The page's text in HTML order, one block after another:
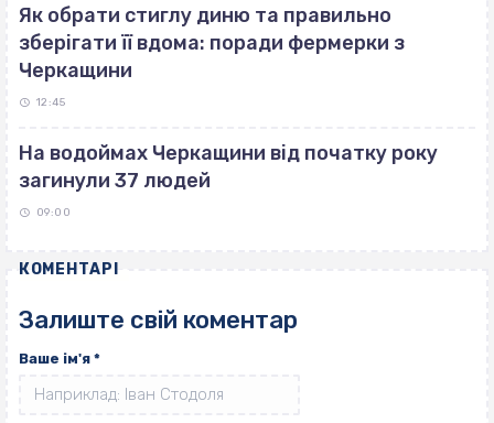
Як обрати стиглу диню та правильно
зберігати її вдома: поради фермерки з
Черкащини
12:45
На водоймах Черкащини від початку року
загинули 37 людей
09:00
КОМЕНТАРІ
Залиште свій коментар
Ваше ім'я *